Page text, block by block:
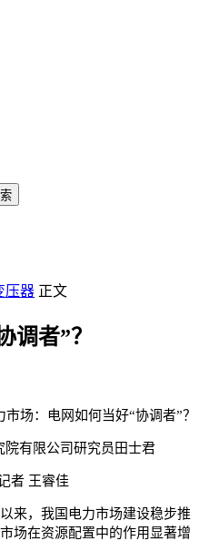
压器 正文
调者”？
场：电网如何当好“协调者”？
有限公司研究员田士君
者 王睿佳
来，我国电力市场建设稳步推
场在资源配置中的作用显著增